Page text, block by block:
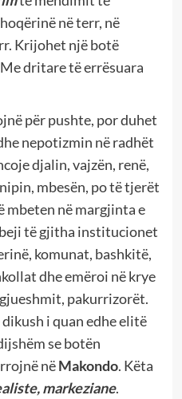
në terr, në
Krijohet një botë
dritare të errësuara
për pushte, por duhet
nepotizmin në radhët
djalin, vajzën, renë,
mbesën, po të tjerët
mbeten në margjinta e
të gjitha institucionet
komunat, bashkitë,
dhe emëroi në krye
pakurrizorët.
i quan edhe elitë
se botën
nëMakondo. Këta
markeziane.